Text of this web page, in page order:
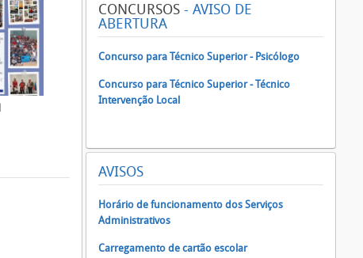
CONCURSOS - AVISO DE
ABERTURA
Concurso para Técnico Superior - Psicólogo
Concurso para Técnico Superior - Técnico
Intervenção Local
AVISOS
Horário de funcionamento dos Serviços
Administrativos
Carregamento de cartão escolar